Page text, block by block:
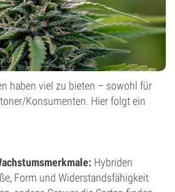
haben viel zu bieten – sowohl für
Konsumenten. Hier folgt ein
Hybriden
Form und Widerstandsfähigkeit